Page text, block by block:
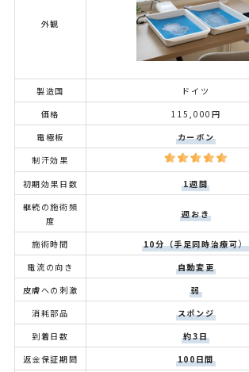
外観
製造国
ドイツ
価格
115,000円
電極板
カーボン
制汗効果
初期効果日数
1週間
継続の施術頻
度
週おき
施術時間 10分（手足同時治療可）
電流の向き
自動変更
皮膚への刺激
弱
消耗部品
スポンジ
到着日数
約3日
返金保証期間
100日間